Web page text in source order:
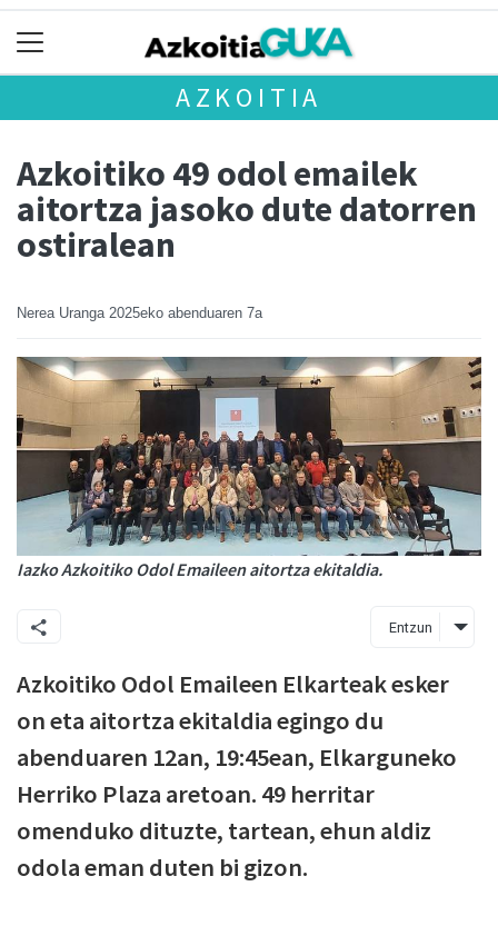
AZKOITIA
Azkoitiko 49 odol emailek
aitortza jasoko dute datorren
ostiralean
Nerea Uranga 2025eko abenduaren 7a
Iazko Azkoitiko Odol Emaileen aitortza ekitaldia.
Entzun
Azkoitiko Odol Emaileen Elkarteak esker
on eta aitortza ekitaldia egingo du
abenduaren 12an, 19:45ean, Elkarguneko
Herriko Plaza aretoan. 49 herritar
omenduko dituzte, tartean, ehun aldiz
odola eman duten bi gizon.